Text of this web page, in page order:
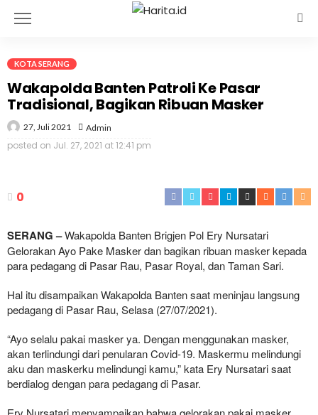
KOTA SERANG
Wakapolda Banten Patroli Ke Pasar
Tradisional, Bagikan Ribuan Masker
27, Juli 2021 Admin
posted on Jul. 27, 2021 at 12:41 pm
0
SERANG –Wakapolda Banten Brigjen Pol Ery Nursatari
Gelorakan Ayo Pake Masker dan bagikan ribuan masker kepada
para pedagang di Pasar Rau, Pasar Royal, dan Taman Sari.
Hal itu disampaikan Wakapolda Banten saat meninjau langsung
pedagang di Pasar Rau, Selasa (27/07/2021).
“Ayo selalu pakai masker ya. Dengan menggunakan masker,
akan terlindungi dari penularan Covid-19. Maskermu melindungi
aku dan maskerku melindungi kamu,” kata Ery Nursatari saat
berdialog dengan para pedagang di Pasar.